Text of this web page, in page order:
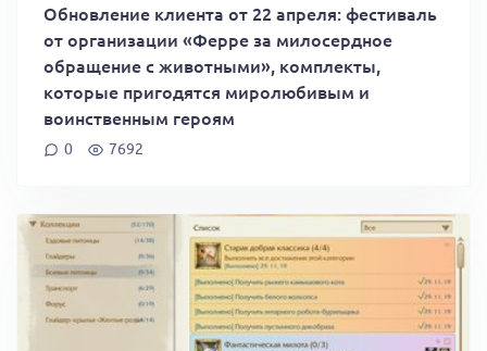
Обновление клиента от 22 апреля: фестиваль
от организации «Ферре за милосердное
обращение с животными», комплекты,
которые пригодятся миролюбивым и
воинственным героям
0 7692